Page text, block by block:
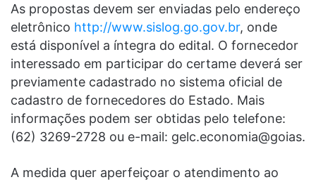
As propostas devem ser enviadas pelo endereço
eletrônico http://www.sislog.go.gov.br, onde
está disponível a íntegra do edital. O fornecedor
interessado em participar do certame deverá ser
previamente cadastrado no sistema oficial de
cadastro de fornecedores do Estado. Mais
informações podem ser obtidas pelo telefone:
(62) 3269-2728 ou e-mail: gelc.economia@goias.
A medida quer aperfeiçoar o atendimento ao